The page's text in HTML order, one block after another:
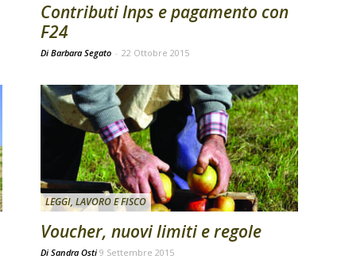
Contributi Inps e pagamento con
F24
Di Barbara Segato - 22 Ottobre 2015
LEGGI, LAVORO E FISCO
Voucher, nuovi limiti e regole
Di Sandra Osti 9 Settembre 2015